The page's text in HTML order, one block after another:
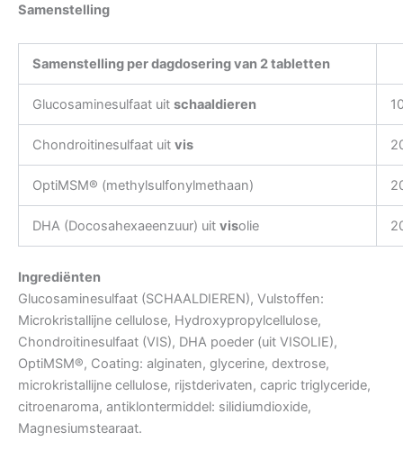
Samenstelling
Samenstelling per dagdosering van 2 tabletten
Glucosaminesulfaat uit schaaldieren
Chondroitinesulfaat uit vis
OptiMSM® (methylsulfonylmethaan)
DHA (Docosahexaeenzuur) uit visolie
Ingrediënten
Glucosaminesulfaat (SCHAALDIEREN), Vulstoffen:
Microkristallijne cellulose, Hydroxypropylcellulose,
Chondroitinesulfaat (VIS), DHA poeder (uit VISOLIE),
OptiMSM®, Coating: alginaten, glycerine, dextrose,
microkristallijne cellulose, rijstderivaten, capric triglyceride,
citroenaroma, antiklontermiddel: silidiumdioxide,
Magnesiumstearaat.